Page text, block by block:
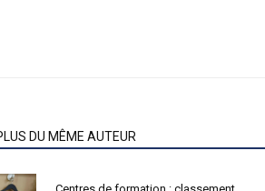
DU MÊME AUTEUR